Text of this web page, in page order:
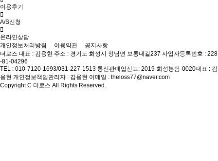
이용후기
A/S신청
온라인상담
개인정보처리방침
이용약관
공지사항
더로스 대표 : 김용현 주소 : 경기도 화성시 정남면 보통내길237 사업자등록번호 : 228
-81-04296
TEL : 010-7120-1693/031-227-1513 통신판매업신고: 2019-화성봉담-0020대표 : 김
용현 개인정보책임관리자 : 김용현 이메일 : theloss77@naver.com
Copyright C 더로스 All Rights Reserved.